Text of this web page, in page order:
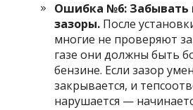
Ошибка №6: Забывать
зазоры. После
многие не проверяют
газе они должны быть
бензине. Если зазор
закрывается, и
нарушается —